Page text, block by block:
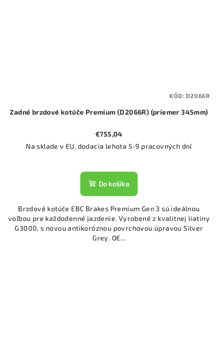
Zadné brzdové kotúče Premium (D2066R) (priemer 345mm)
€755,04
Na sklade v EU, dodacia lehota 5-9 pracovných dní
Do košíka
Brzdové kotúče EBC Brakes Premium Gen 3 sú ideálnou
voľbou pre každodenné jazdenie. Vyrobené z kvalitnej liatiny
G3000, s novou antikoróznou povrchovou úpravou Silver
Grey. OE...
KÓD:D2066R